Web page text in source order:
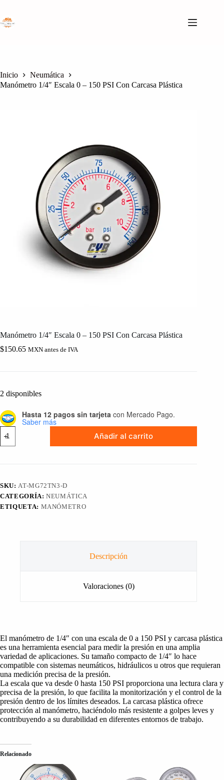
contenido
Inicio
Neumática
Manómetro 1/4″ Escala 0 – 150 PSI Con Carcasa Plástica
Manómetro 1/4″ Escala 0 – 150 PSI Con Carcasa Plástica
$150.65 MXN antes de IVA
2 disponibles
Hasta 12 pagos sin tarjeta con Mercado Pago.
Saber más
1/4"
Escala
Con
Carcasa
Plástica
Añadir al carrito
SKU: AT-MG72TN3-D
CATEGORÍA:NEUMÁTICA
ETIQUETA: MANÓMETRO
Descripción
Valoraciones (0)
El manómetro de 1/4″ con una escala de 0 a 150 PSI y carcasa plástica
es una herramienta esencial para medir la presión en una amplia
variedad de aplicaciones. Su tamaño compacto de 1/4″ lo hace
compatible con sistemas neumáticos, hidráulicos u otros que requieran
una medición precisa de la presión.
La escala que va desde 0 hasta 150 PSI proporciona una lectura clara y
precisa de la presión, lo que facilita la monitorización y el control de la
presión dentro de los límites deseados. La carcasa plástica ofrece
protección al manómetro, haciéndolo más resistente a golpes leves y
contribuyendo a su durabilidad en diferentes entornos de trabajo.
Relacionado